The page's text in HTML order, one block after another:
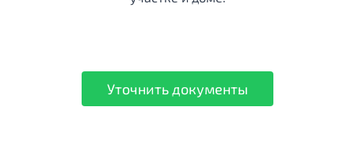
Уточнить документы